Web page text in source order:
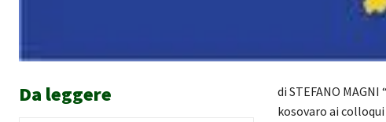
Da leggere
di STEFANO
kosovaro ai